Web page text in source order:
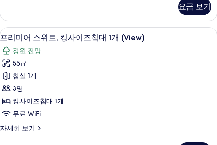
침
대
1
개,
수
영
장
전
망
사
룸,
킹
사
즈
침
대
개,
수
영
장
망
요금 보기
프
리
미
어
스
위
트,
킹
사
프리미어 스위트, 킹사이즈침대 1개
3
프리미어 스위트, 킹사이즈침대 1개 (View)
정원 전망
55㎡
침실 1개
3명
킹사이즈침대 1개
무료 WiFi
자세히 보기
프